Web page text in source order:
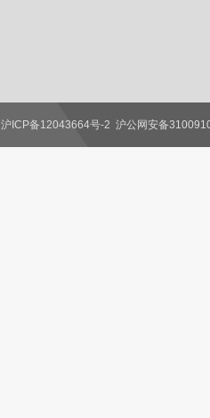
沪ICP备12043664号-2 沪公网安备